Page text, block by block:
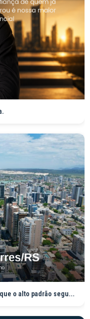
o alto padrão segu...